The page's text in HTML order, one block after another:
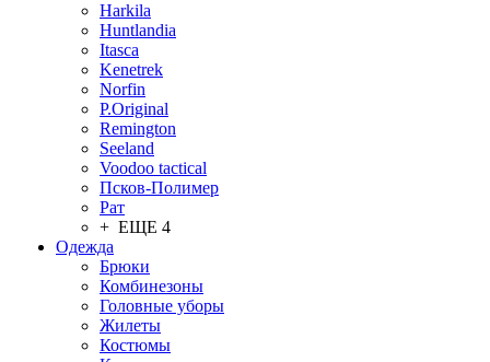
Harkila
Huntlandia
Itasca
Kenetrek
Norfin
P.Original
Remington
Seeland
Voodoo tactical
Псков-Полимер
Рат
+ ЕЩЕ 4
Одежда
Брюки
Комбинезоны
Головные уборы
Жилеты
Костюмы